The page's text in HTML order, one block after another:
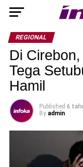
REGIONAL
Di
Tega
Hamil
Published 6
By admin